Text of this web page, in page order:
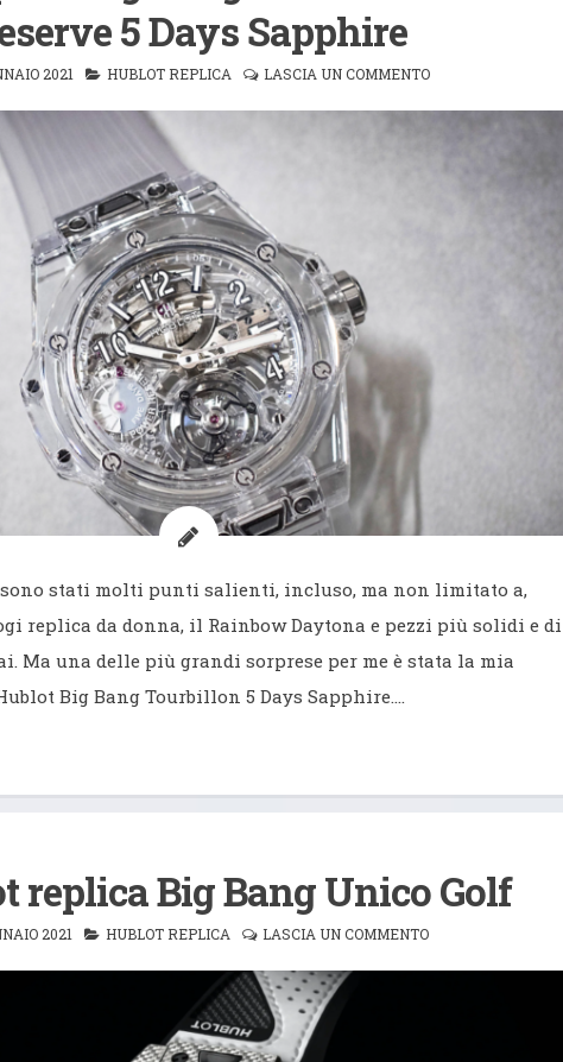
5 Days Sapphire
2021 HUBLOT REPLICA LASCIA UN COMMENTO
sono stati molti punti salienti, incluso, ma non limitato a,
replica da donna, il Rainbow Daytona e pezzi più solidi e di
Ma una delle più grandi sorprese per me è stata la mia
Big Bang Tourbillon 5 Days Sapphire.…
replica Big Bang Unico Golf
2021 HUBLOT REPLICA LASCIA UN COMMENTO